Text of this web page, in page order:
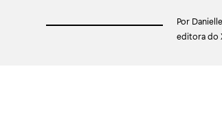
Por
editora do